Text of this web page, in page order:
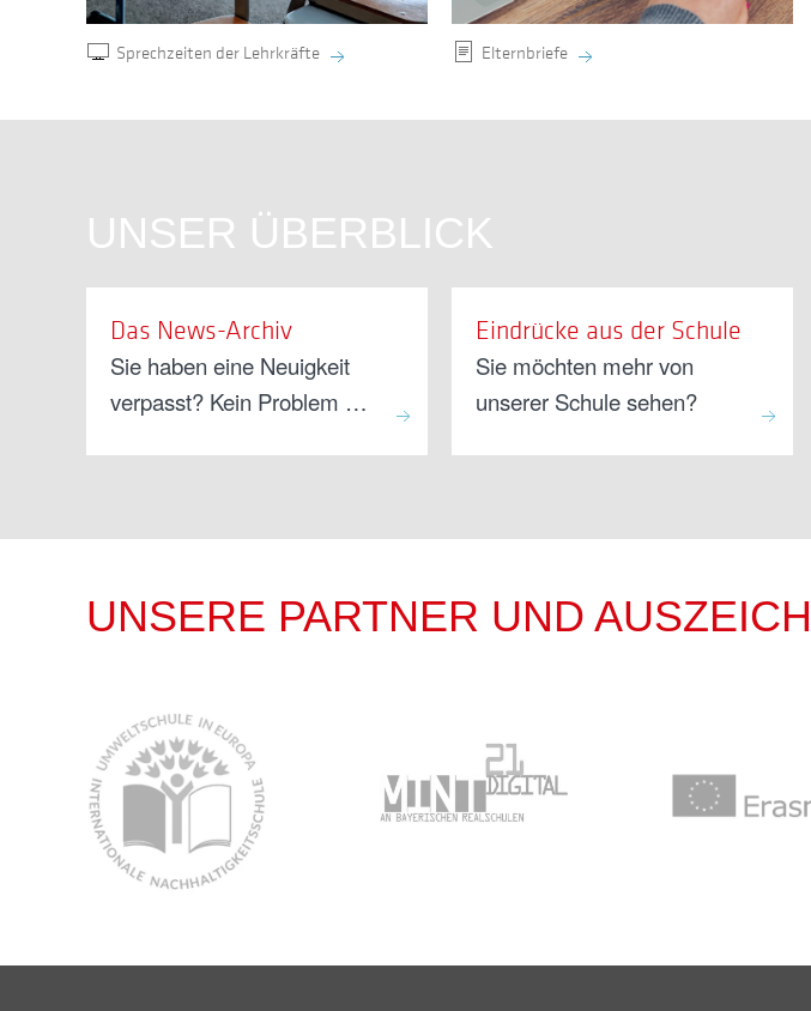
Sprechzeiten der Lehrkräfte Elternbriefe
UNSER ÜBERBLICK
Das News-Archiv
Sie haben eine Neuigkeit
verpasst? Kein Problem …
Eindrücke aus der Schule
Sie möchten mehr von
unserer Schule sehen?
UNSERE PARTNER UND